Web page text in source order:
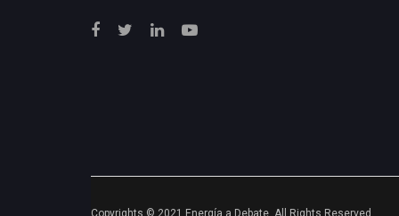
Copyrights © 2021 Energía a Debate. All Rights Reserved.